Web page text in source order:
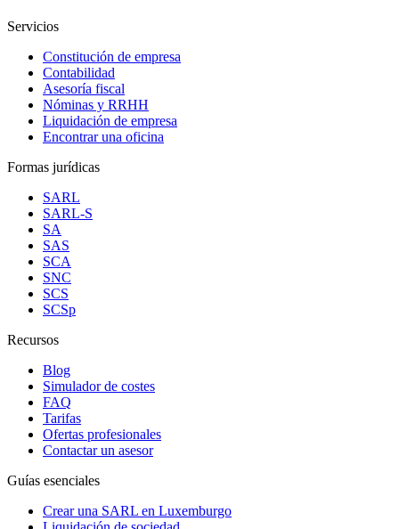
Servicios
Constitución de empresa
Contabilidad
Asesoría fiscal
Nóminas y RRHH
Liquidación de empresa
Encontrar una oficina
Formas jurídicas
SARL
SARL-S
SA
SAS
SCA
SNC
SCS
SCSp
Recursos
Blog
Simulador de costes
FAQ
Tarifas
Ofertas profesionales
Contactar un asesor
Guías esenciales
Crear una SARL en Luxemburgo